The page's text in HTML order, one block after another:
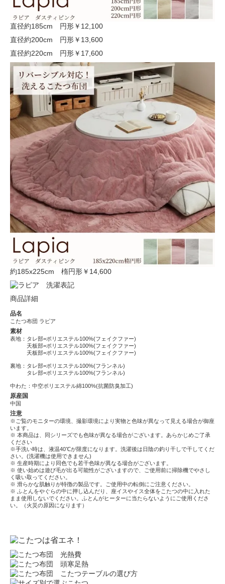
直径約185cm 円形￥12,100
直径約200cm 円形￥13,600
直径約220cm 円形￥17,600
約185x225cm 楕円形￥14,600
商品詳細
品名
こたつ布団 ラピア
素材
表地：タレ部=ポリエステル100%(フェイクファー)
天板部=ポリエステル100%(フェイクファー)
天板部=ポリエステル100%(フェイクファー)
裏地：タレ部=ポリエステル100%(フランネル)
タレ部=ポリエステル100%(フランネル)
中わた：中空ポリエステル綿100%(抗菌防臭加工)
原産国
中国
注意
※ご覧のモニターの環境、撮影環境により実物と色味が異なって見える場合が御座
います。
※ 本商品は、同シリーズでも色味が異なる場合がございます。あらかじめご了承
ください
※手洗い時は、液温40℃が限度になります。洗濯後は日陰の釣り干しで干してくだ
さい。(洗濯機は使用できません)
※ 生産時期により同色でも若干色味が異なる場合がございます。
※ 使い始めは遊び毛が出る可能性がございますので、ご使用前に掃除機でやさし
く吸い取ってください。
※ 滑らかな肌触りが特徴の製品です。ご使用中の転倒にご注意ください。
※ ふとんをやぐらの中に押し込んだり、座イスやイス全体をこたつの中に入れた
まま使用しないでください。ふとんがヒーターに当たらないようにご使用くださ
い。（火災の原因になります）